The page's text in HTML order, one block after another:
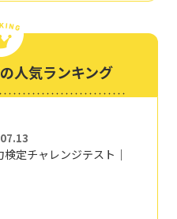
人気ランキング
検定チャレンジテスト｜